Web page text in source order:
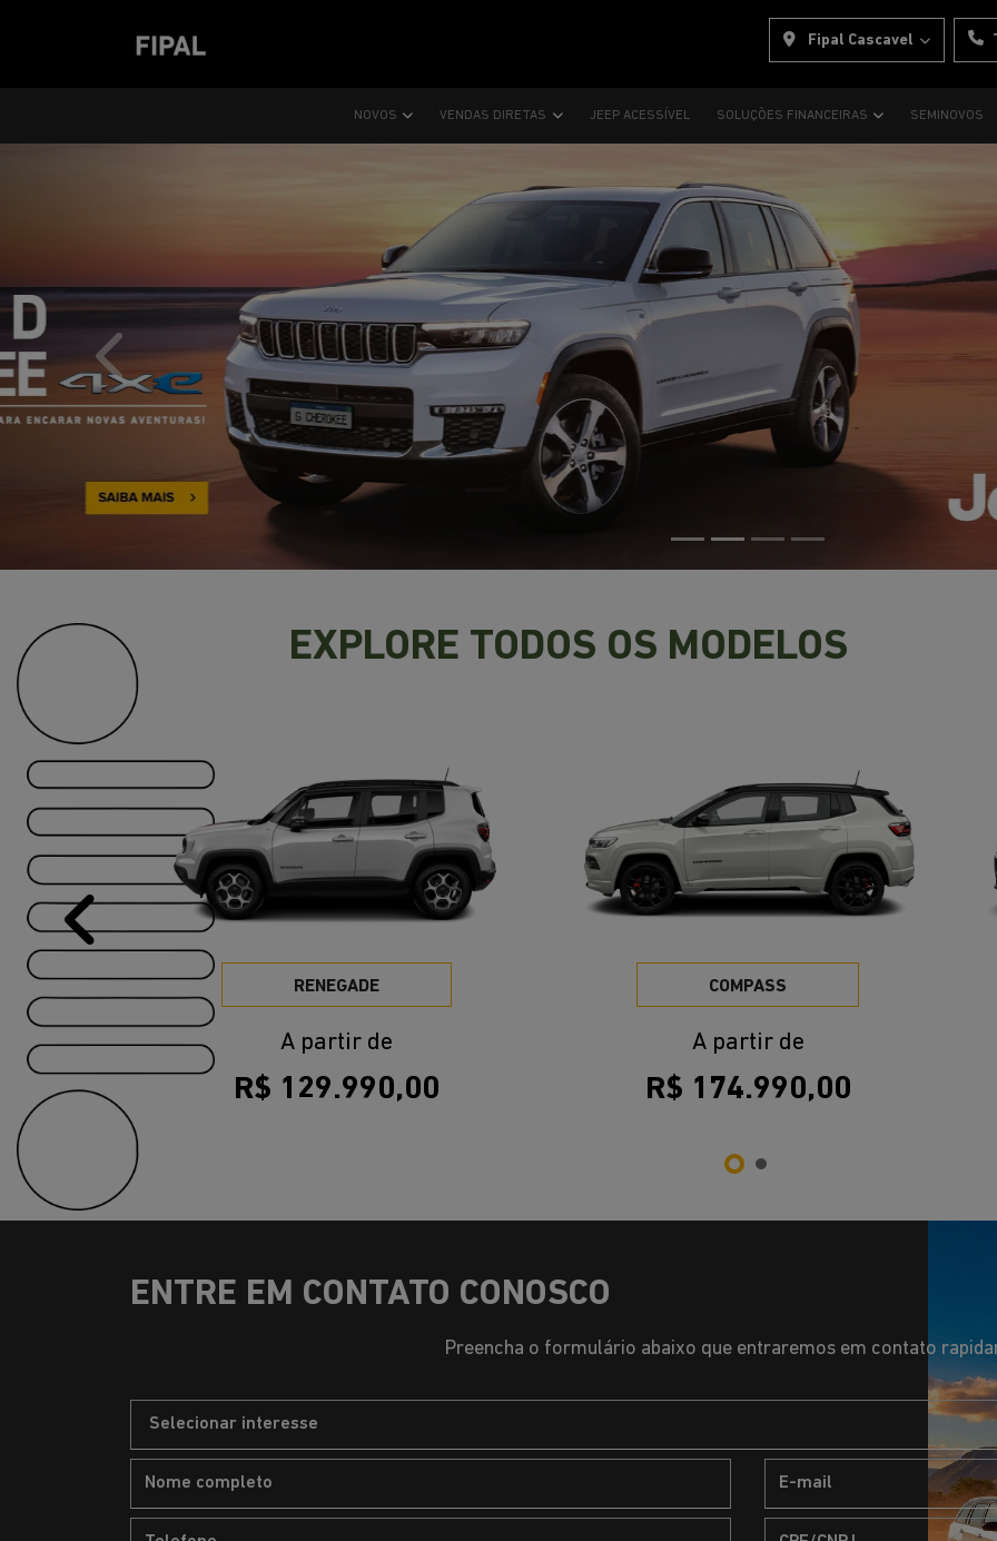
Fipal Cascavel
NOVOS VENDAS DIRETAS JEEP ACESSÍVEL SOLUÇÕES FINANCEIRAS SEMINOVOS
templates.template-01.components.carousel.texts.control_prev
EXPLORE TODOS OS MODELOS
RENEGADE
A partir de
R$ 129.990,00
COMPASS
A partir de
R$ 174.990,00
Anterior
ENTRE EM CONTATO CONOSCO
Preencha o formulário abaixo que entraremos em contato